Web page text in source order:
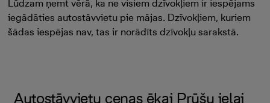
Lūdzam ņemt vērā, ka ne visiem dzīvokļiem ir iespējams
iegādāties autostāvvietu pie mājas. Dzīvokļiem, kuriem
šādas iespējas nav, tas ir norādīts dzīvokļu sarakstā.
Autostāvvietu cenas ēkai Prūšu ielai